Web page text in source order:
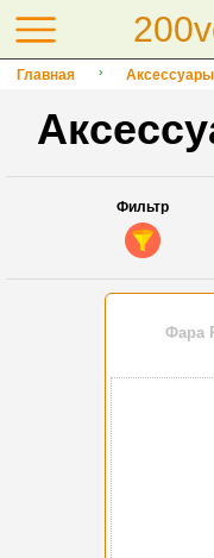
Главная Аксессуары
Фильтр
Фара